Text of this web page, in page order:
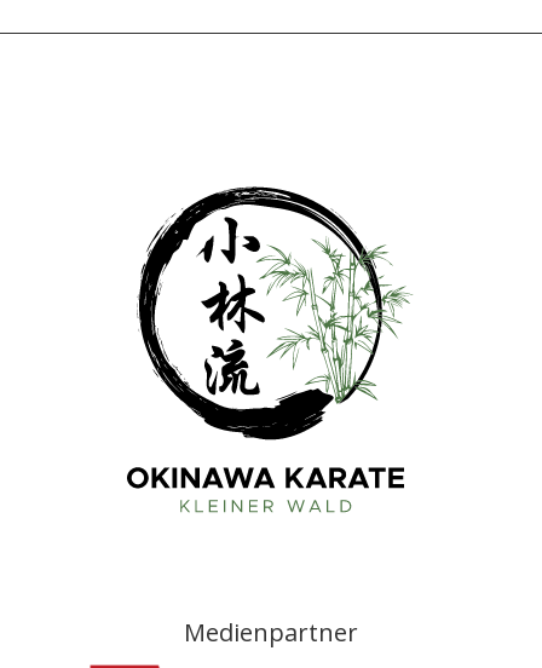
Medienpartner